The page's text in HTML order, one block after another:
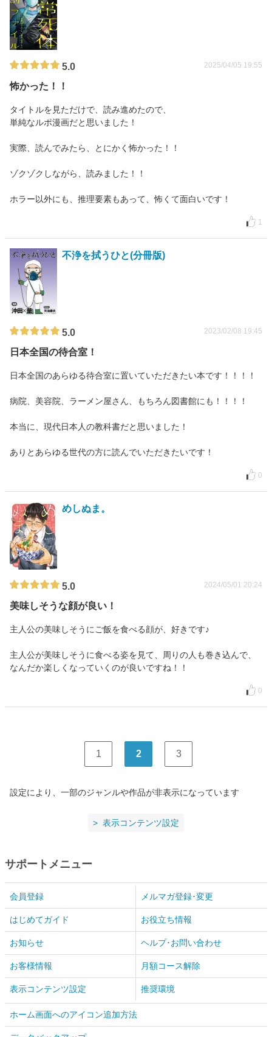
5.0 2025/04/05 19:55
怖かった！！
タイトルを見ただけで、読み進めたので、
単純なルポ漫画だと思いました！
実際、読んでみたら、とにかく怖かった！！
ゾクゾクしながら、読みました！！
ホラー以外にも、推理要素もあって、怖くて面白いです！
1
不浄を拭うひと(分冊版)
5.0 2023/02/08 19:45
日本全国の待合室！
日本全国のあらゆる待合室に置いていただきたい本です！！！！
病院、美容院、ラーメン屋さん、もちろん図書館にも！！！！
本当に、現代日本人の教科書だと思いました！
ありとあらゆる世代の方に読んでいただきたいです！
0
めしぬま。
5.0 2024/05/01 20:24
美味しそうな顔が良い！
主人公の美味しそうにご飯を食べる顔が、好きです♪
主人公が美味しそうに食べる姿を見て、周りの人も巻き込んで、
なんだか楽しくなっていくのが良いですね！！
0
1 2 3
設定により、一部のジャンルや作品が非表示になっています
表示コンテンツ設定
サポートメニュー
会員登録 メルマガ登録･変更
はじめてガイド お役立ち情報
お知らせ ヘルプ･お問い合わせ
お客様情報 月額コース解除
表示コンテンツ設定 推奨環境
ホーム画面へのアイコン追加方法